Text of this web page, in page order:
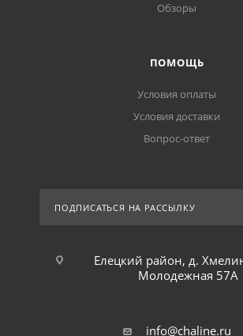
Обзоры
ПОМОЩЬ
Условия оплаты
Условия доставки
Вопрос-ответ
ПОДПИСАТЬСЯ НА РАССЫЛКУ
Елецкий район, д.
Молодежная 57А
info@chaline.ru